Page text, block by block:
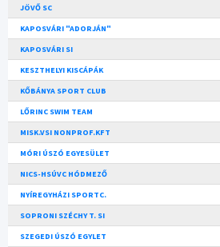
JÖVŐ SC
KAPOSVÁRI "ADORJÁN"
KAPOSVÁRI SI
KESZTHELYI KISCÁPÁK
KŐBÁNYA SPORT CLUB
LŐRINC SWIM TEAM
MISK.VSI NONPROF.KFT
MÓRI ÚSZÓ EGYESÜLET
NICS-HSÚVC HÓDMEZŐ
NYÍREGYHÁZI SPORTC.
SOPRONI SZÉCHY T. SI
SZEGEDI ÚSZÓ EGYLET